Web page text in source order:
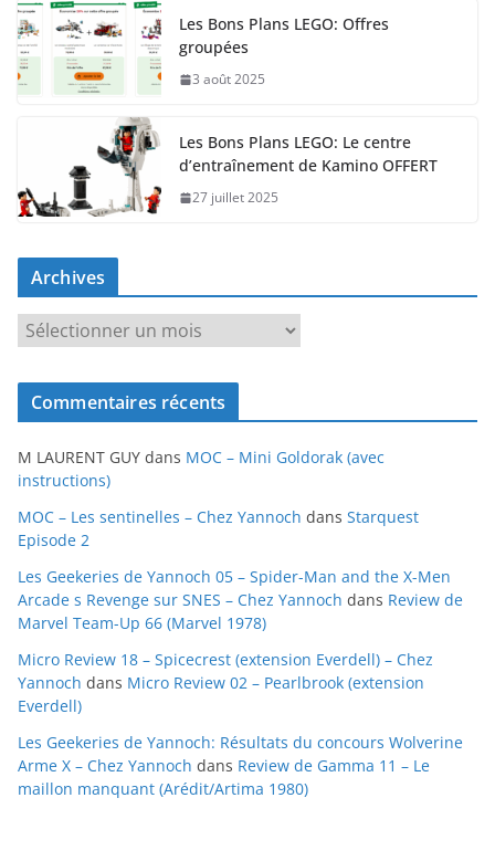
Les Bons Plans LEGO: Offres
groupées
3 août 2025
Les Bons Plans LEGO: Le centre
d’entraînement de Kamino OFFERT
27 juillet 2025
Archives
c
v
e
s
Commentaires récents
M LAURENT GUY dans MOC – Mini Goldorak (avec
instructions)
MOC – Les sentinelles – Chez Yannoch dans Starquest
Episode 2
Les Geekeries de Yannoch 05 – Spider-Man and the X-Men
Arcade s Revenge sur SNES – Chez Yannoch dans Review de
Marvel Team-Up 66 (Marvel 1978)
Micro Review 18 – Spicecrest (extension Everdell) – Chez
Yannoch dans Micro Review 02 – Pearlbrook (extension
Everdell)
Les Geekeries de Yannoch: Résultats du concours Wolverine
Arme X – Chez Yannoch dans Review de Gamma 11 – Le
maillon manquant (Arédit/Artima 1980)